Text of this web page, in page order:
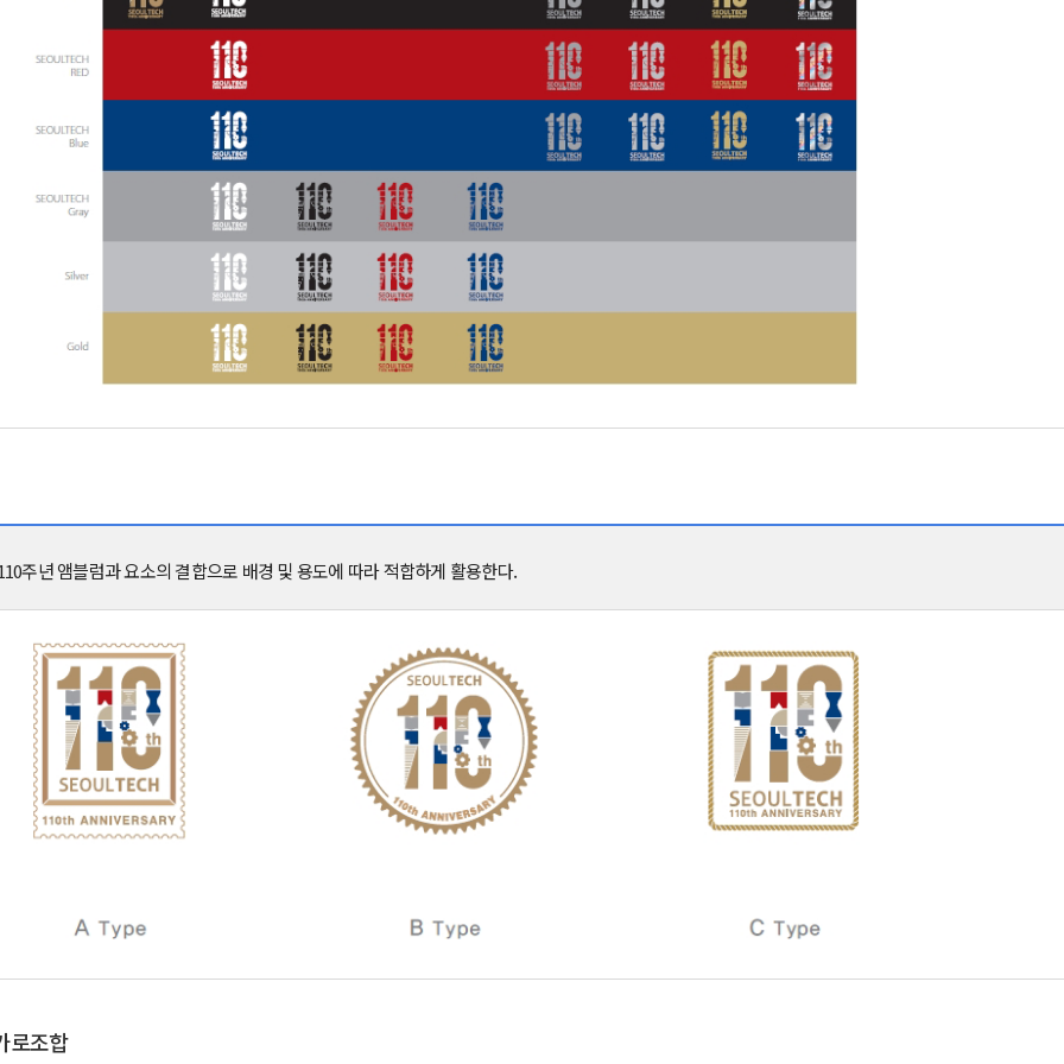
주년 앰블럼과 요소의 결합으로 배경 및 용도에 따라 적합하게 활용한다.
로조합